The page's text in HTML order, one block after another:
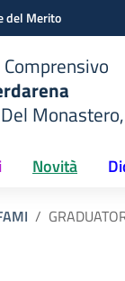
del Merito
Novità